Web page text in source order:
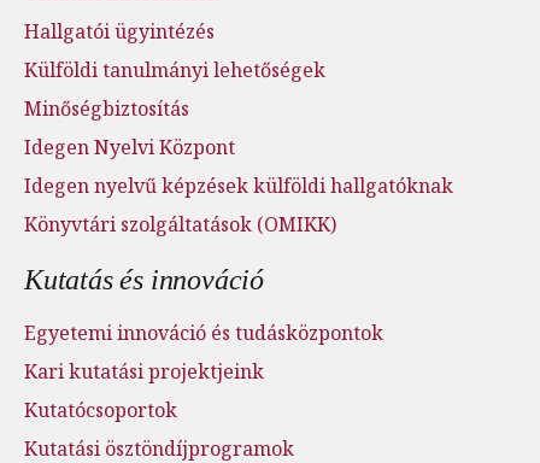
Hallgatói ügyintézés
Külföldi tanulmányi lehetőségek
Minőségbiztosítás
Idegen Nyelvi Központ
Idegen nyelvű képzések külföldi hallgatóknak
Könyvtári szolgáltatások (OMIKK)
Kutatás és innováció
Egyetemi innováció és tudásközpontok
Kari kutatási projektjeink
Kutatócsoportok
Kutatási ösztöndíjprogramok